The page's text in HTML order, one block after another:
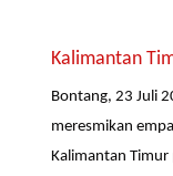
Kalimantan
Bontang, 23 Juli
meresmikan
Kalimantan Timur